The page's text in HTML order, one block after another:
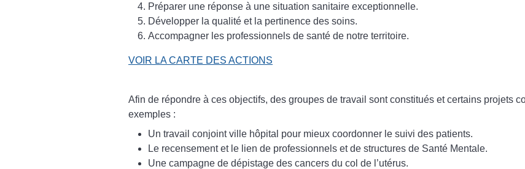
Préparer une réponse à une situation sanitaire exceptionnelle.
Développer la qualité et la pertinence des soins.
Accompagner les professionnels de santé de notre territoire.
VOIR LA CARTE DES ACTIONS
Afin de répondre à ces objectifs, des groupes de travail sont constitués et certains projets
exemples :
Un travail conjoint ville hôpital pour mieux coordonner le suivi des patients.
Le recensement et le lien de professionnels et de structures de Santé Mentale.
Une campagne de dépistage des cancers du col de l’utérus.